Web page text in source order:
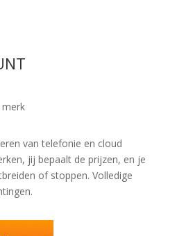
van telefonie en cloud
jij bepaalt de prijzen, en je
of stoppen. Volledige